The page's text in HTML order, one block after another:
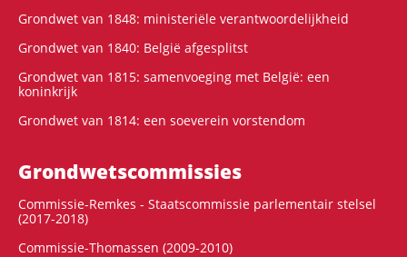
Grondwet van 1848: ministeriële verantwoordelijkheid
Grondwet van 1840: België afgesplitst
Grondwet van 1815: samenvoeging met België: een
koninkrijk
Grondwet van 1814: een soeverein vorstendom
Grondwets­commissies
Commissie-Remkes - Staatscommissie parlementair stelsel
(2017-2018)
Commissie-Thomassen (2009-2010)